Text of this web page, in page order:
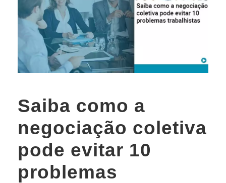
Saiba como a
negociação coletiva
pode evitar 10
problemas